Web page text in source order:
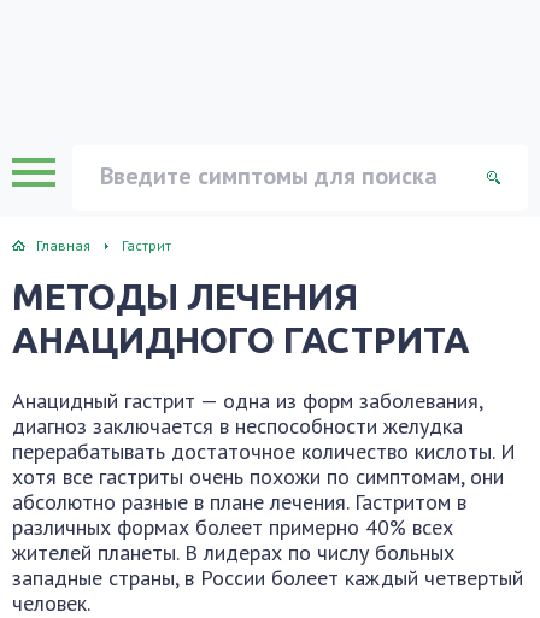
Главная Гастрит
МЕТОДЫ ЛЕЧЕНИЯ
АНАЦИДНОГО ГАСТРИТА
Анацидный гастрит — одна из форм заболевания,
диагноз заключается в неспособности желудка
перерабатывать достаточное количество кислоты. И
хотя все гастриты очень похожи по симптомам, они
абсолютно разные в плане лечения. Гастритом в
различных формах болеет примерно 40% всех
жителей планеты. В лидерах по числу больных
западные страны, в России болеет каждый четвертый
человек.